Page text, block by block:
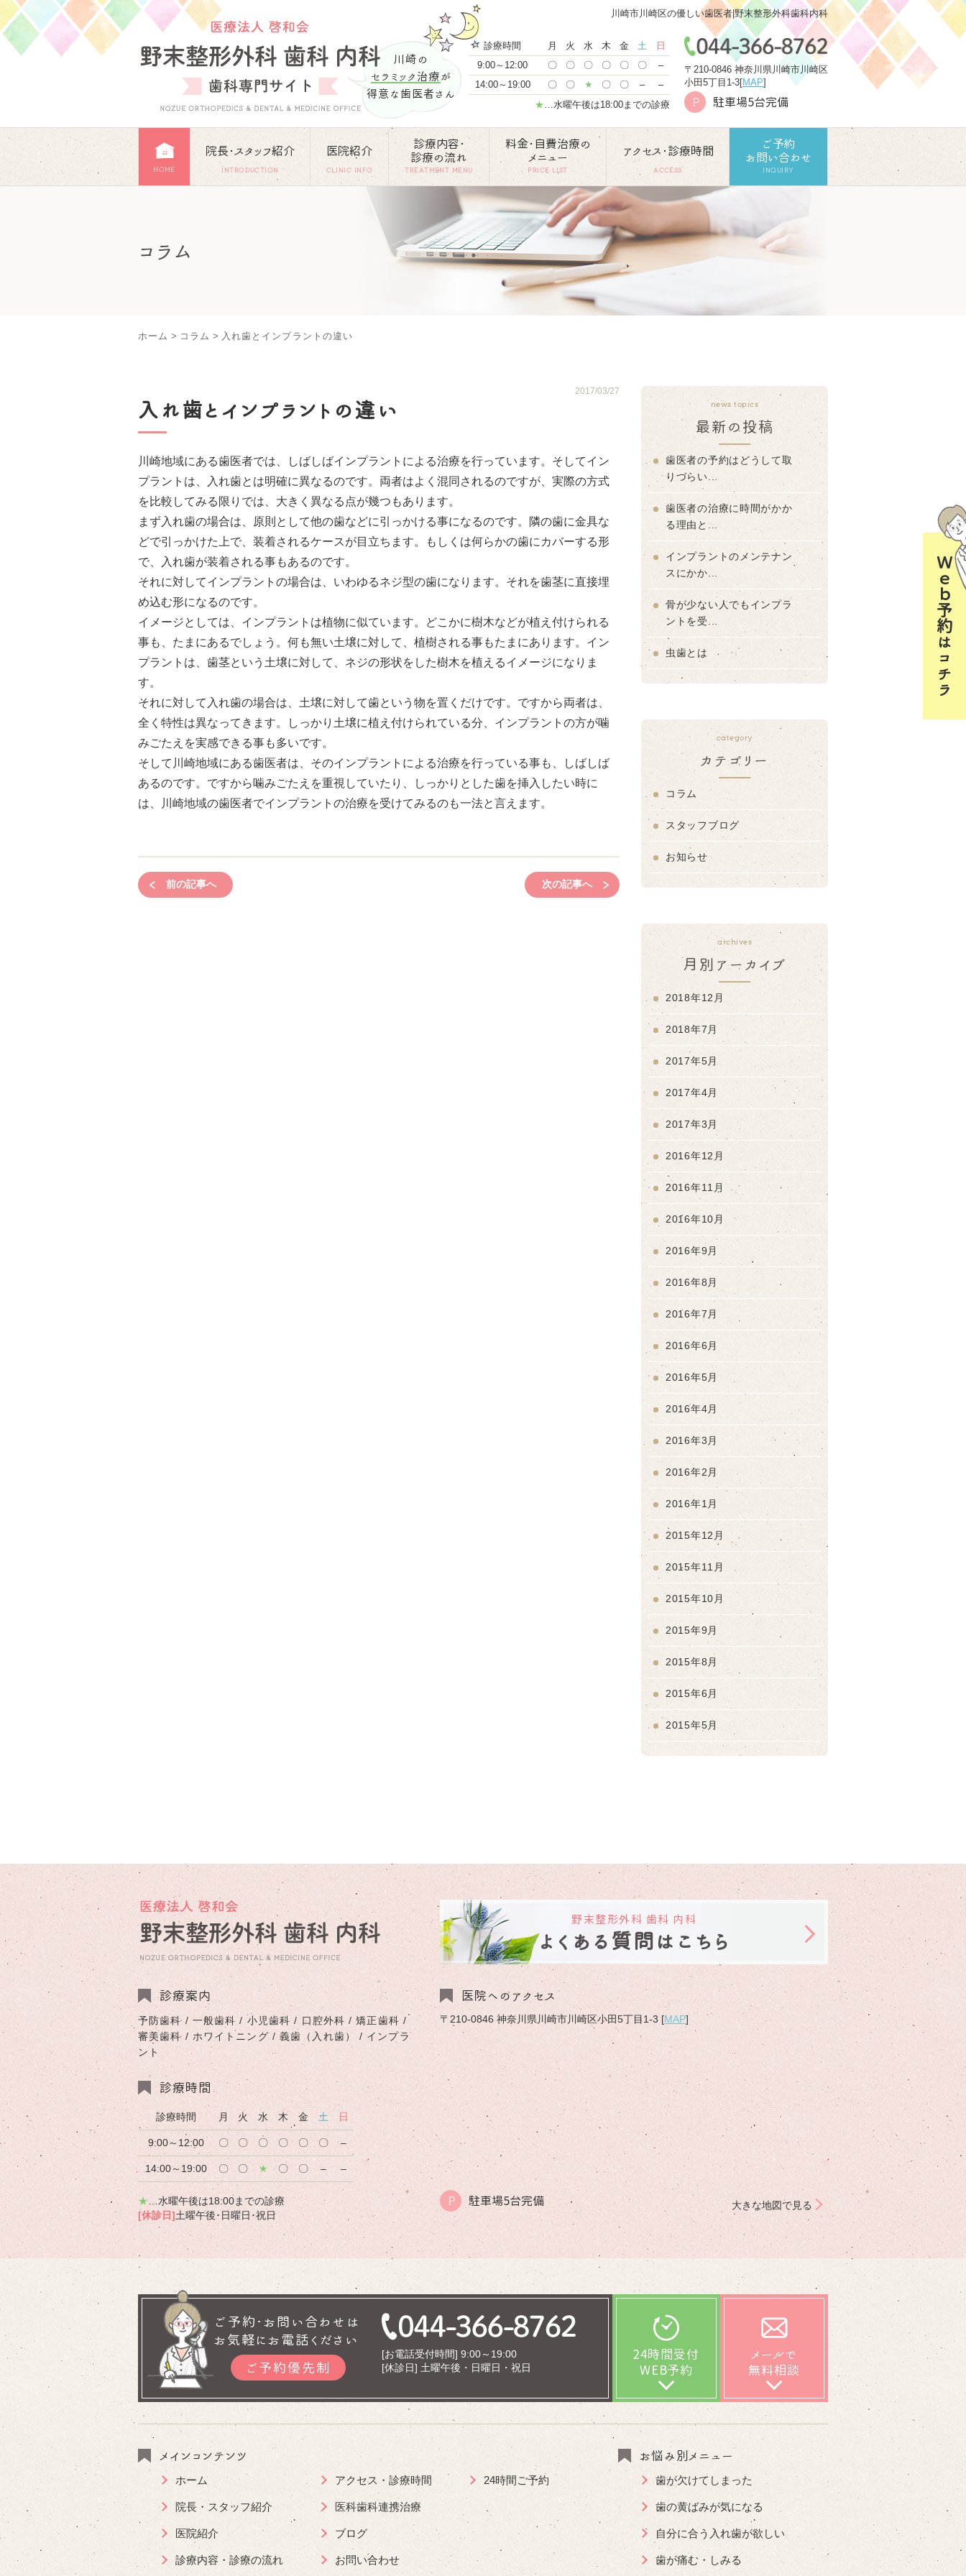
川崎市川崎区の優しい歯医者|野末整形外科歯科内科
川崎の
セラミック治療 が
得意な歯医者さん
診療時間 月 火 水 木 金 土
日
9:00～12:00
〇 〇 〇 〇 〇 〇
–
14:00～19:00
〇 〇 ★ 〇 〇 –
–
★…水曜午後は18:00までの診療
〒210-0846 神奈川県川崎市川崎区
小田5丁目1-3[MAP]
P 駐車場5台完備
HOME
院長･スタッフ紹介
INTRODUCTION
医院紹介
CLINIC INFO
診療内容･
診療の流れ
TREATMENT MENU
料金･自費治療の
メニュー
PRICE LIST
アクセス･診療時間
ACCESS
ご予約
お問い合わせ
INQUIRY
コラム
ホーム > コラム > 入れ歯とインプラントの違い
2017/03/27
入れ歯とインプラントの違い
川崎地域にある歯医者では、しばしばインプラントによる治療を行っています。そしてイン
プラントは、入れ歯とは明確に異なるのです。両者はよく混同されるのですが、実際の方式
を比較してみる限りでは、大きく異なる点が幾つもあります。
まず入れ歯の場合は、原則として他の歯などに引っかける事になるのです。隣の歯に金具な
どで引っかけた上で、装着されるケースが目立ちます。もしくは何らかの歯にカバーする形
で、入れ歯が装着される事もあるのです。
それに対してインプラントの場合は、いわゆるネジ型の歯になります。それを歯茎に直接埋
め込む形になるのです。
イメージとしては、インプラントは植物に似ています。どこかに樹木などが植え付けられる
事も、たまにあるでしょう。何も無い土壌に対して、植樹される事もたまにあります。イン
プラントは、歯茎という土壌に対して、ネジの形状をした樹木を植えるイメージになりま
す。
それに対して入れ歯の場合は、土壌に対して歯という物を置くだけです。ですから両者は、
全く特性は異なってきます。しっかり土壌に植え付けられている分、インプラントの方が噛
みごたえを実感できる事も多いです。
そして川崎地域にある歯医者は、そのインプラントによる治療を行っている事も、しばしば
あるのです。ですから噛みごたえを重視していたり、しっかりとした歯を挿入したい時に
は、川崎地域の歯医者でインプラントの治療を受けてみるのも一法と言えます。
前の記事へ 次の記事へ
news topics
最新の投稿
歯医者の予約はどうして取
りづらい...
歯医者の治療に時間がかか
る理由と...
インプラントのメンテナン
スにかか...
骨が少ない人でもインプラ
ントを受...
虫歯とは
category
カテゴリー
コラム
スタッフブログ
お知らせ
archives
月別アーカイブ
2018年12月
2018年7月
2017年5月
2017年4月
2017年3月
2016年12月
2016年11月
2016年10月
2016年9月
2016年8月
2016年7月
2016年6月
2016年5月
2016年4月
2016年3月
2016年2月
2016年1月
2015年12月
2015年11月
2015年10月
2015年9月
2015年8月
2015年6月
2015年5月
野末整形外科 歯科 内科
よくある質問はこちら
診療案内
予防歯科 / 一般歯科 / 小児歯科 / 口腔外科 / 矯正歯科 /
審美歯科 / ホワイトニング / 義歯（入れ歯） / インプラ
ント
診療時間
診療時間 月 火 水 木 金 土 日
9:00～12:00 〇 〇 〇 〇 〇 〇 –
14:00～19:00 〇 〇 ★ 〇 〇 – –
★ …水曜午後は18:00までの診療
[休診日]土曜午後･日曜日･祝日
医院へのアクセス
〒210-0846 神奈川県川崎市川崎区小田5丁目1-3 [MAP]
P 駐車場5台完備 大きな地図で見る
ご予約･お問い合わせは
お気軽にお電話ください
ご予約優先制
[お電話受付時間] 9:00～19:00
[休診日] 土曜午後・日曜日・祝日
24時間受付
WEB予約
メールで
無料相談
メインコンテンツ
ホーム
院長・スタッフ紹介
医院紹介
診療内容・診療の流れ
アクセス・診療時間
医科歯科連携治療
ブログ
お問い合わせ
24時間ご予約
お悩み別メニュー
歯が欠けてしまった
歯の黄ばみが気になる
自分に合う入れ歯が欲しい
歯が痛む・しみる
Ｗｅｂ予約はコチラ